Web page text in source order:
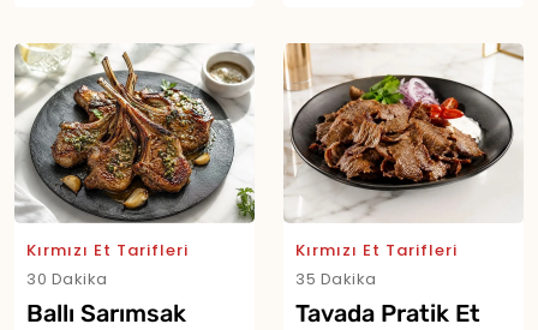
Kırmızı Et Tarifleri
30 Dakika
Ballı Sarımsak
Kırmızı Et Tarifleri
35 Dakika
Tavada Pratik Et